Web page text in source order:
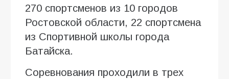
270 спортсменов из 10 городов
Ростовской области, 22 спортсмена
из Спортивной школы города
Батайска.
Соревнования проходили в трех